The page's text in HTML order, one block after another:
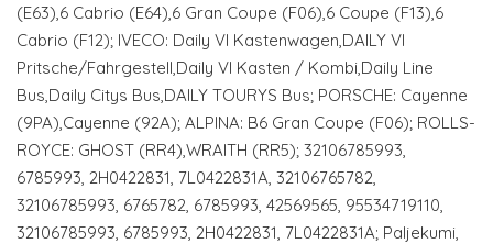
(E63),6 Cabrio (E64),6 Gran Coupe (F06),6 Coupe (F13),6
Cabrio (F12); IVECO: Daily VI Kastenwagen,DAILY VI
Pritsche/Fahrgestell,Daily VI Kasten / Kombi,Daily Line
Bus,Daily Citys Bus,DAILY TOURYS Bus; PORSCHE: Cayenne
(9PA),Cayenne (92A); ALPINA: B6 Gran Coupe (F06); ROLLS-
ROYCE: GHOST (RR4),WRAITH (RR5); 32106785993,
6785993, 2H0422831, 7L0422831A, 32106765782,
32106785993, 6765782, 6785993, 42569565, 95534719110,
32106785993, 6785993, 2H0422831, 7L0422831A; Paljekumi,